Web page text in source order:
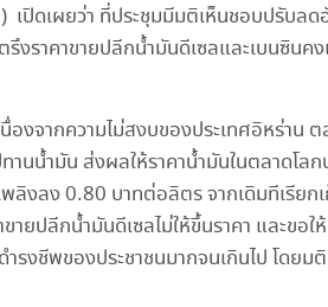
ปิดเผยว่า ที่ประชุมมีมติเห็นชอบปรับลด
ราคาขายปลีกน้ำมันดีเซลและเบนซินค
งจากความไม่สงบของประเทศอิหร่าน
นน้ำมัน ส่งผลให้ราคาน้ำมันในตลาดโล
ลิงลง 0.80 บาทต่อลิตร จากเดิมทีเรีย
ยปลีกน้ำมันดีเซลไม่ให้ขึ้นราคา และขอให้
ำรงชีพของประชาชนมากจนเกินไป โดย